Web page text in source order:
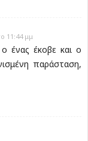
11:44 μμ
ένας έκοβε και ο
παράσταση,